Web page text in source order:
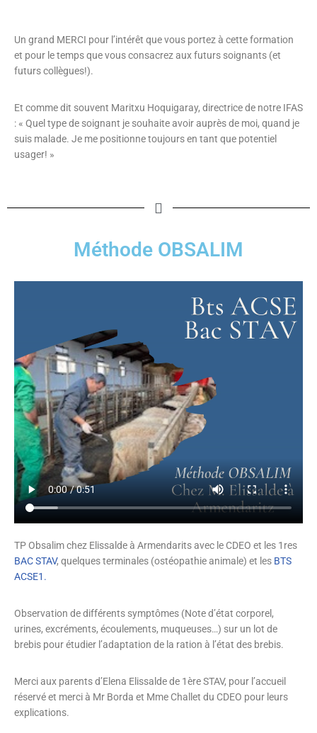
Un grand MERCI pour l’intérêt que vous portez à cette formation
et pour le temps que vous consacrez aux futurs soignants (et
futurs collègues!).
Et comme dit souvent Maritxu Hoquigaray, directrice de notre IFAS
: « Quel type de soignant je souhaite avoir auprès de moi, quand je
suis malade. Je me positionne toujours en tant que potentiel
usager! »
Méthode OBSALIM
TP Obsalim chez Elissalde à Armendarits avec le CDEO et les 1res
BAC STAV, quelques terminales (ostéopathie animale) et les BTS
ACSE1.
Observation de différents symptômes (Note d’état corporel,
urines, excréments, écoulements, muqueuses…) sur un lot de
brebis pour étudier l’adaptation de la ration à l’état des brebis.
Merci aux parents d’Elena Elissalde de 1ère STAV, pour l’accueil
réservé et merci à Mr Borda et Mme Challet du CDEO pour leurs
explications.